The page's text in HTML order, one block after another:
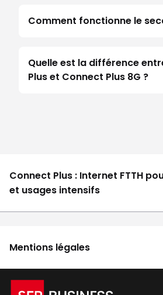
Comment fonctionne le
Quelle est la différence
Plus et Connect Plus 8G ?
Connect Plus : Internet FTTH
et usages intensifs
Mentions légales